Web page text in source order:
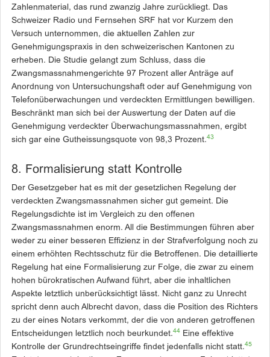
Zahlenmaterial, das rund zwanzig ­Jahre zurückliegt. Das
Schweizer Radio und Fernsehen SRF hat vor Kurzem den
Versuch unternommen, die aktuellen Zahlen zur
Genehmigungspraxis in den schweizerischen Kantonen zu
erheben. Die Studie gelangt zum Schluss, dass die
Zwangsmassnahmengerichte 97 Prozent aller Anträge auf
Anordnung von Untersuchungshaft oder auf Genehmigung von
Telefonüberwachungen und verdeckten Ermittlungen bewilligen.
Beschränkt man sich bei der Auswertung der Daten auf die
Genehmigung verdeckter Überwachungsmassnahmen, ergibt
sich gar eine Gutheissungsquote von 98,3 Prozent.43
8. Formalisierung statt Kontrolle
Der Gesetzgeber hat es mit der gesetzlichen Regelung der
verdeckten Zwangsmassnahmen sicher gut gemeint. Die
Regelungsdichte ist im Vergleich zu den offenen
Zwangsmassnahmen enorm. All die Bestimmungen führen aber
weder zu einer besseren Effizienz in der Strafverfolgung noch zu
einem erhöhten Rechtsschutz für die Betroffenen. Die detaillierte
Regelung hat eine Formalisierung zur Folge, die zwar zu einem
hohen bürokratischen Aufwand führt, aber die inhalt­lichen
Aspekte letztlich unbe­rücksichtigt lässt. Nicht ganz zu Unrecht
spricht denn auch ­Albrecht davon, dass die Position des ­Richters
zu der eines Notars verkommt, der die von anderen getroffenen
Entscheidungen letztlich noch beurkundet.44 Eine effek­tive
Kontrolle der Grundrechtseingriffe findet jedenfalls nicht statt.45